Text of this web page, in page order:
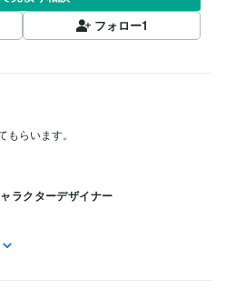
フォロー1
らいます。
ラクターデザイナー